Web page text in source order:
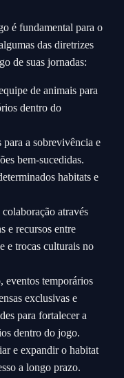
é fundamental para o
das diretrizes
de suas jornadas:
de animais para
dentro do
para a sobrevivência e
bem-sucedidas.
habitats e
através
e recursos entre
e trocas culturais no
eventos temporários
exclusivas e
para fortalecer a
dentro do jogo.
e expandir o habitat
a longo prazo.